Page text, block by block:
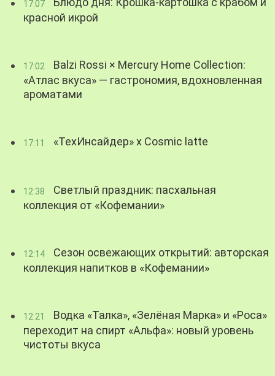
17:07
Блюдо дня: Крошка-картошка с крабом и
красной икрой
17:02
Balzi Rossi × Mercury Home Collection:
«Атлас вкуса» — гастрономия, вдохновленная
ароматами
17:11 «ТехИнсайдер» х Cosmic latte
12:38
Светлый праздник: пасхальная
коллекция от «Кофемании»
12:14
Сезон освежающих открытий: авторская
коллекция напитков в «Кофемании»
12:21
Водка «Талка», «Зелёная Марка» и «Роса»
переходит на спирт «Альфа»: новый уровень
чистоты вкуса